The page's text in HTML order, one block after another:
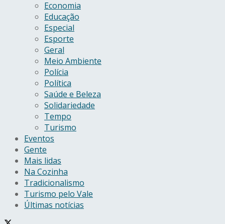
Economia
Educação
Especial
Esporte
Geral
Meio Ambiente
Polícia
Política
Saúde e Beleza
Solidariedade
Tempo
Turismo
Eventos
Gente
Mais lidas
Na Cozinha
Tradicionalismo
Turismo pelo Vale
Últimas notícias